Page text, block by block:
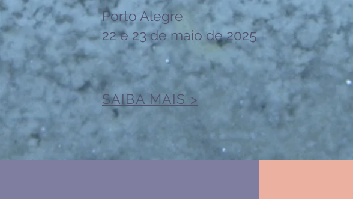
Porto Alegre
22 e 23 de maio de 2025
SAIBA MAIS >